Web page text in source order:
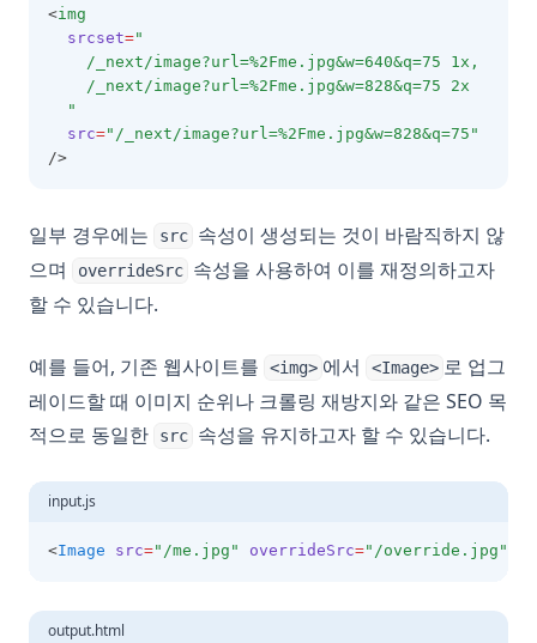
<img
srcset="
    /_next/image?url=%2Fme.jpg&w=640&q=75 1x,
    /_next/image?url=%2Fme.jpg&w=828&q=75 2x
  "
src="/_next/image?url=%2Fme.jpg&w=828&q=75"
/>
일부 경우에는 src 속성이 생성되는 것이 바람직하지 않
으며
overrideSrc 속성을 사용하여 이를 재정의하고자
할 수 있습니다.
예를 들어, 기존 웹사이트를 <img> 에서 <Image> 로 업그
레이드할 때 이미지 순위나 크롤링 재방지와 같은 SEO 목
적으로 동일한
src 속성을 유지하고자 할 수 있습니다.
input.js
<Image src="/me.jpg" overrideSrc="/override.jpg"
output.html